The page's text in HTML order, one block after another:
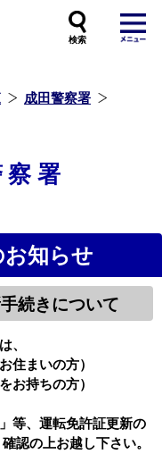
成田警察署
察署
お知らせ
続きについて
、
住まいの方）
お持ちの方）
等、 運転免許証更新の
認の上お越し下さい。